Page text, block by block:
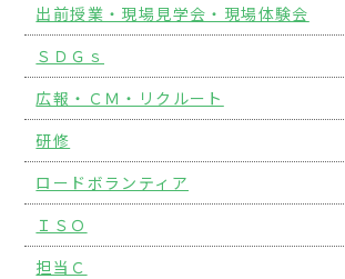
出前授業・現場見学会・現場体験会
ＳＤＧｓ
広報・ＣＭ・リクルート
研修
ロードボランティア
ＩＳＯ
担当Ｃ